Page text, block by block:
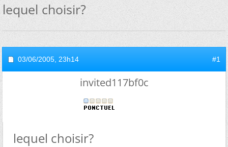
lequel choisir?
03/06/2005, 23h14 #1
invited117bf0c
lequel choisir?